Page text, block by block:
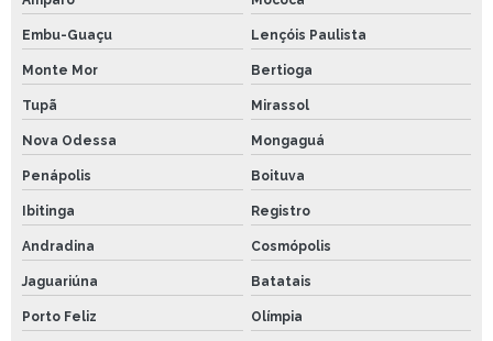
Embu-Guaçu Lençóis Paulista
Monte Mor Bertioga
Tupã Mirassol
Nova Odessa Mongaguá
Penápolis Boituva
Ibitinga Registro
Andradina Cosmópolis
Jaguariúna Batatais
Porto Feliz Olímpia